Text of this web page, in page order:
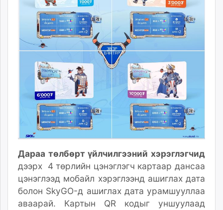
unread.today
Дараа төлбөрт үйлчилгээний хэрэглэгчид
дээрх 4 төрлийн цэнэглэгч картаар дансаа
цэнэглээд мобайл хэрэглээнд ашиглах дата
болон SkyGO-д ашиглах дата урамшууллаа
аваарай. Картын QR кодыг уншуулаад